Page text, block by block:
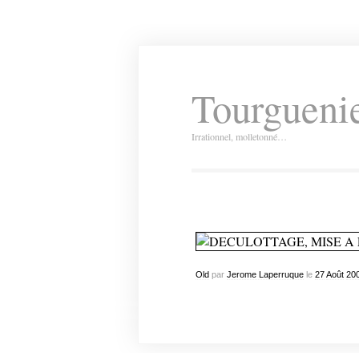
Irrationnel, molletonné…
Oldpar Jerome Laperruquele 27 Août